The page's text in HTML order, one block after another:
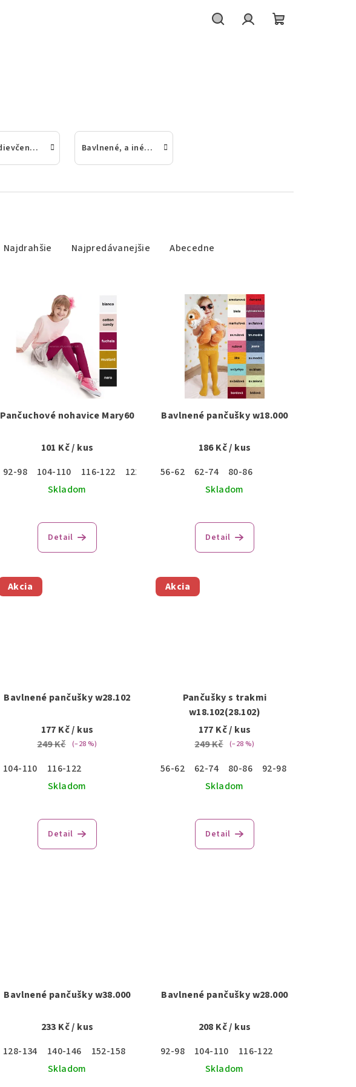
Jemné dievčenské pančuchové nohavice Bavlnené, a iné dievčenské pančuchové nohavice
Najdrahšie Najpredávanejšie Abecedne
140-146
152-158
Pančuchové nohavice Mary60
101 Kč/ kus
92-98
104-110 116-122 122-128 128-134 134-140
Skladom
Detail
Bavlnené pančušky w18.000
186 Kč/ kus
56-62
62-74
80-86
Skladom
Detail
Akcia
Bavlnené pančušky w28.102
177 Kč/ kus
249 Kč
(–28 %)
104-110
116-122
Skladom
Detail
Akcia
Pančušky s trakmi
w18.102(28.102)
177 Kč/ kus
249 Kč
(–28 %)
56-62 62-74 80-86
92-98
Skladom
hodnotenie
produktu
je
Detail
Bavlnené pančušky w38.000
233 Kč/ kus
128-134
140-146
152-158
Skladom
Bavlnené pančušky w28.000
208 Kč/ kus
92-98
104-110
116-122
Skladom